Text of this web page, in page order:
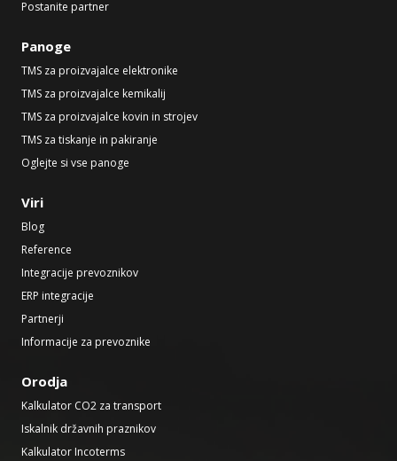
Postanite partner
Panoge
TMS za proizvajalce elektronike
TMS za proizvajalce kemikalij
TMS za proizvajalce kovin in strojev
TMS za tiskanje in pakiranje
Oglejte si vse panoge
Viri
Blog
Reference
Integracije prevoznikov
ERP integracije
Partnerji
Informacije za prevoznike
Orodja
Kalkulator CO2 za transport
Iskalnik državnih praznikov
Kalkulator Incoterms